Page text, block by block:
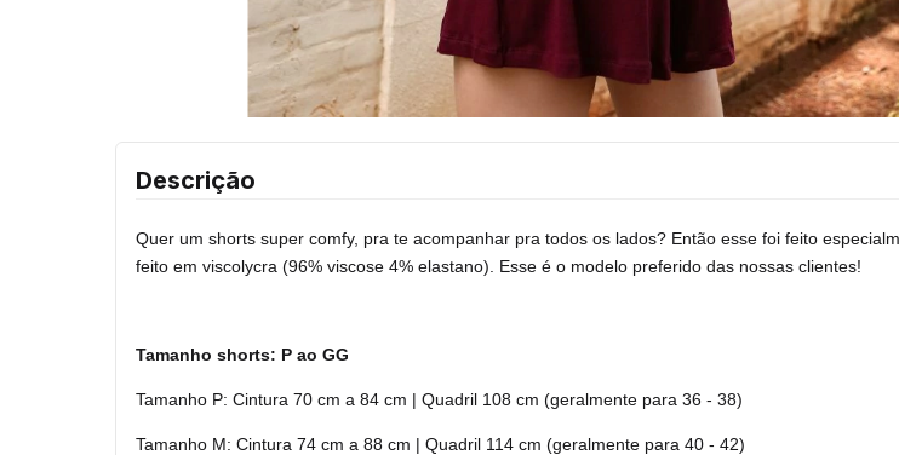
Descrição
Quer um shorts super comfy, pra te acompanhar pra todos os lados? Então esse foi feito
feito em viscolycra (96% viscose 4% elastano). Esse é o modelo preferido das nossas clientes!
Tamanho shorts: P ao GG
Tamanho P: Cintura 70 cm a 84 cm | Quadril 108 cm (geralmente para 36 - 38)
Tamanho M: Cintura 74 cm a 88 cm | Quadril 114 cm (geralmente para 40 - 42)